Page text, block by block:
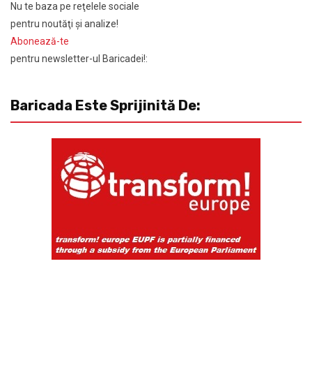
Nu te baza pe reţelele sociale
pentru noutăţi şi analize!
Abonează-te
pentru newsletter-ul Baricadei!:
Baricada Este Sprijinită De: